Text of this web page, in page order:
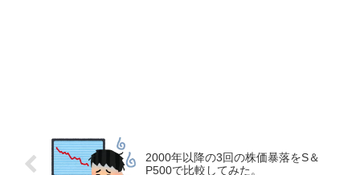
2000年以降の3回の株価暴落をS＆
P500で比較してみた。